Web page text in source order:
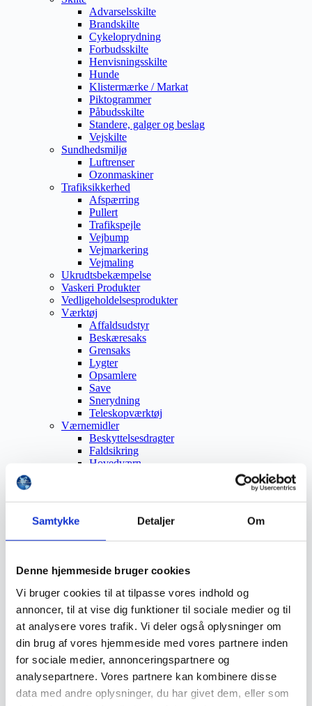
Samtykke Detaljer Om
Denne hjemmeside bruger cookies
Vi bruger cookies til at tilpasse vores indhold og
annoncer, til at vise dig funktioner til sociale medier og til
at analysere vores trafik. Vi deler også oplysninger om
din brug af vores hjemmeside med vores partnere inden
for sociale medier, annonceringspartnere og
analysepartnere. Vores partnere kan kombinere disse
data med andre oplysninger, du har givet dem, eller som
Advarselsskilte
Brandskilte
Cykeloprydning
Forbudsskilte
Henvisningsskilte
Hunde
Klistermærke / Markat
Piktogrammer
Påbudsskilte
Standere, galger og beslag
Vejskilte
Sundhedsmiljø
Luftrenser
Ozonmaskiner
Trafiksikkerhed
Afspærring
Pullert
Trafikspejle
Vejbump
Vejmarkering
Vejmaling
Ukrudtsbekæmpelse
Vaskeri Produkter
Vedligeholdelsesprodukter
Værktøj
Affaldsudstyr
Beskæresaks
Grensaks
Lygter
Opsamlere
Save
Snerydning
Teleskopværktøj
Værnemidler
Beskyttelsesdragter
Faldsikring
Hovedværn
Øjenværn
Beklædning
Brandmateriel
Afspærring
Førstehjælp
Hygiejne
Kemi håndtering
Plejeprodukter
Sikkerhedsfodtøj
Såler
Sandal
Sko
Støvler